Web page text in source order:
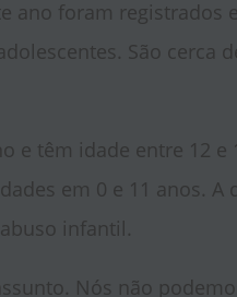
ano foram registrados
São cerca
e têm idade entre 12 e
em 0 e 11 anos. A
infantil.
Nós não